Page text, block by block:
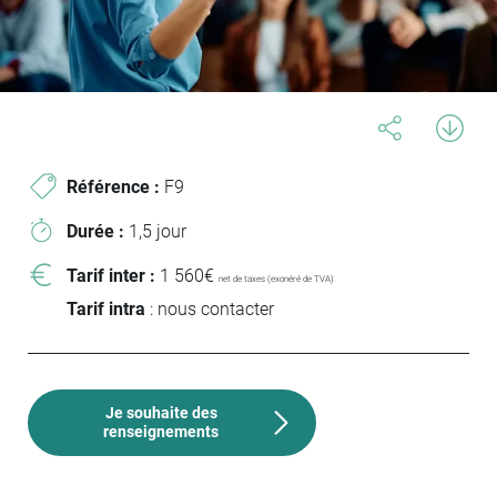
Référence : F9
Durée : 1,5 jour
Tarif inter : 1 560€ net de taxes (exonéré de TVA)
Tarif intra : nous contacter
Je souhaite des
renseignements